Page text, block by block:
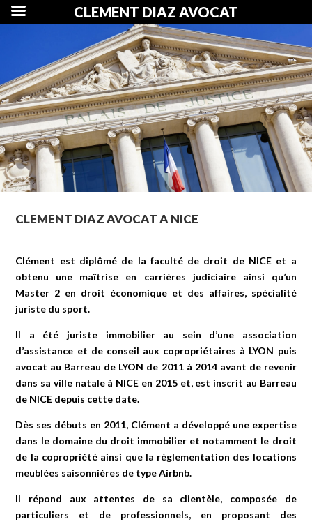
CLEMENT DIAZ AVOCAT A NICE
Clément est diplômé de la faculté de droit de NICE et a
obtenu une maîtrise en carrières judiciaire ainsi qu’un
Master 2 en droit économique et des affaires, spécialité
juriste du sport.
Il a été juriste immobilier au sein d’une association
d’assistance et de conseil aux copropriétaires à LYON puis
avocat au Barreau de LYON de 2011 à 2014 avant de revenir
dans sa ville natale à NICE en 2015 et, est inscrit au Barreau
de NICE depuis cette date.
Dès ses débuts en 2011, Clément a développé une expertise
dans le domaine du droit immobilier et notamment le droit
de la copropriété ainsi que la règlementation des locations
meublées saisonnières de type Airbnb.
Il répond aux attentes de sa clientèle, composée de
particuliers et de professionnels, en proposant des
CLEMENT DIAZ AVOCAT